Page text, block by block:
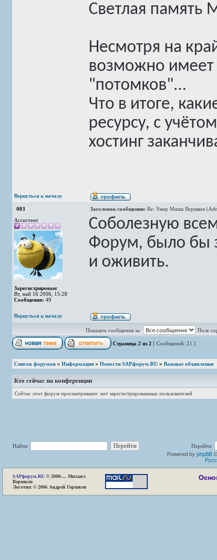
Светлая память
Несмотря на
возможно имеет
"потомков"...
Что в итоге,
ресурсу, с
хостинг
Вернуться к началу
003 Заголовок сообщения: Re: Умер Миша Вершков
Ассистент
Зарегистрирован:
Вт, май 16 2006, 15:28
Сообщения: 49
Соболезную
Форум, было бы
и оживить.
Вернуться к началу
Показать сообщения за: Поле
Страница 2 из 2 [ Сообщений: 21 ]
Список форумов » Информация » Новости SAPфорум.RU » Важные объявления
Кто сейчас на конференции
Сейчас этот форум просматривают: нет зарегистрированных пользователей
Найти:
Перейти:
Powered by phpBB
SAPфорум.RU © 2000-... Михаил
Вершков
Логотип © 2006 Андрей Горшков